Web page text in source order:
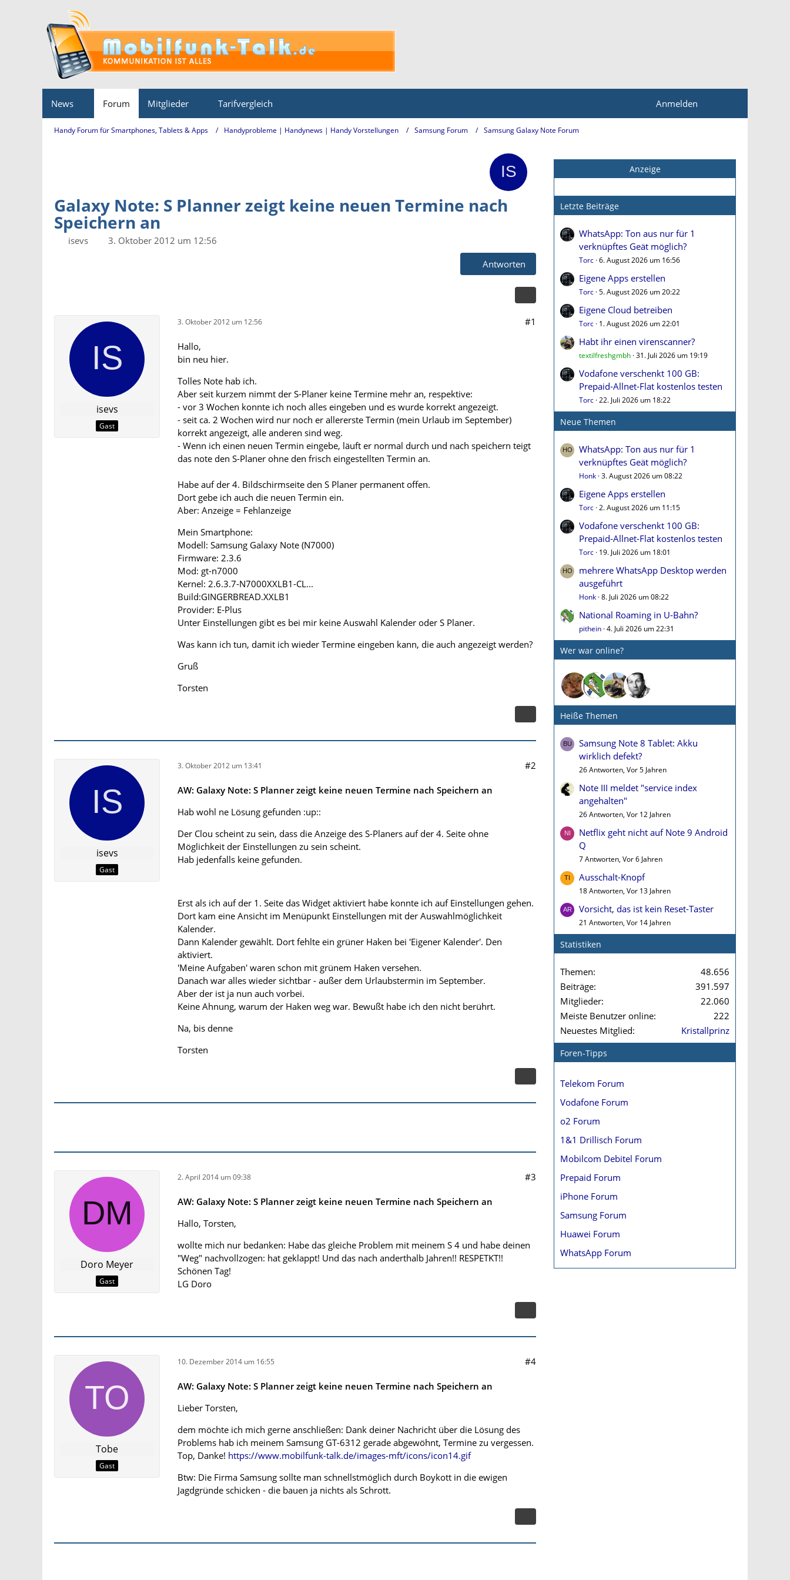
News Forum Mitglieder Tarifvergleich Anmelden
Handy Forum für Smartphones, Tablets & Apps Handyprobleme | Handynews | Handy Vorstellungen Samsung Forum Samsung Galaxy Note Forum
Galaxy Note: S Planner zeigt keine neuen Termine nach
Speichern an
isevs
3. Oktober 2012 um 12:56
Antworten
isevs
Gast
3. Oktober 2012 um 12:56 #1
Hallo,
bin neu hier.
Tolles Note hab ich.
Aber seit kurzem nimmt der S-Planer keine Termine mehr an, respektive:
- vor 3 Wochen konnte ich noch alles eingeben und es wurde korrekt angezeigt.
- seit ca. 2 Wochen wird nur noch er allererste Termin (mein Urlaub im September)
korrekt angezeigt, alle anderen sind weg.
- Wenn ich einen neuen Termin eingebe, läuft er normal durch und nach speichern teigt
das note den S-Planer ohne den frisch eingestellten Termin an.
Habe auf der 4. Bildschirmseite den S Planer permanent offen.
Dort gebe ich auch die neuen Termin ein.
Aber: Anzeige = Fehlanzeige
Mein Smartphone:
Modell: Samsung Galaxy Note (N7000)
Firmware: 2.3.6
Mod: gt-n7000
Kernel: 2.6.3.7-N7000XXLB1-CL...
Build:GINGERBREAD.XXLB1
Provider: E-Plus
Unter Einstellungen gibt es bei mir keine Auswahl Kalender oder S Planer.
Was kann ich tun, damit ich wieder Termine eingeben kann, die auch angezeigt werden?
Gruß
Torsten
isevs
Gast
3. Oktober 2012 um 13:41 #2
AW: Galaxy Note: S Planner zeigt keine neuen Termine nach Speichern an
Hab wohl ne Lösung gefunden :up::
Der Clou scheint zu sein, dass die Anzeige des S-Planers auf der 4. Seite ohne
Möglichkeit der Einstellungen zu sein scheint.
Hab jedenfalls keine gefunden.
Erst als ich auf der 1. Seite das Widget aktiviert habe konnte ich auf Einstellungen gehen.
Dort kam eine Ansicht im Menüpunkt Einstellungen mit der Auswahlmöglichkeit
Kalender.
Dann Kalender gewählt. Dort fehlte ein grüner Haken bei 'Eigener Kalender'. Den
aktiviert.
'Meine Aufgaben' waren schon mit grünem Haken versehen.
Danach war alles wieder sichtbar - außer dem Urlaubstermin im September.
Aber der ist ja nun auch vorbei.
Keine Ahnung, warum der Haken weg war. Bewußt habe ich den nicht berührt.
Na, bis denne
Torsten
Doro Meyer
Gast
2. April 2014 um 09:38 #3
AW: Galaxy Note: S Planner zeigt keine neuen Termine nach Speichern an
Hallo, Torsten,
wollte mich nur bedanken: Habe das gleiche Problem mit meinem S 4 und habe deinen
"Weg" nachvollzogen: hat geklappt! Und das nach anderthalb Jahren!! RESPETKT!!
Schönen Tag!
LG Doro
Tobe
Gast
10. Dezember 2014 um 16:55 #4
AW: Galaxy Note: S Planner zeigt keine neuen Termine nach Speichern an
Lieber Torsten,
dem möchte ich mich gerne anschließen: Dank deiner Nachricht über die Lösung des
Problems hab ich meinem Samsung GT-6312 gerade abgewöhnt, Termine zu vergessen.
Top, Danke! https://www.mobilfunk-talk.de/images-mft/icons/icon14.gif
Btw: Die Firma Samsung sollte man schnellstmöglich durch Boykott in die ewigen
Jagdgründe schicken - die bauen ja nichts als Schrott.
Anzeige
Letzte Beiträge
WhatsApp: Ton aus nur für 1
verknüpftes Geät möglich?
Torc 6. August 2026 um 16:56
Eigene Apps erstellen
Torc 5. August 2026 um 20:22
Eigene Cloud betreiben
Torc 1. August 2026 um 22:01
Habt ihr einen virenscanner?
textilfreshgmbh 31. Juli 2026 um 19:19
Vodafone verschenkt 100 GB:
Prepaid-Allnet-Flat kostenlos testen
Torc 22. Juli 2026 um 18:22
Neue Themen
WhatsApp: Ton aus nur für 1
verknüpftes Geät möglich?
Honk 3. August 2026 um 08:22
Eigene Apps erstellen
Torc 2. August 2026 um 11:15
Vodafone verschenkt 100 GB:
Prepaid-Allnet-Flat kostenlos testen
Torc 19. Juli 2026 um 18:01
mehrere WhatsApp Desktop werden
ausgeführt
Honk 8. Juli 2026 um 08:22
National Roaming in U-Bahn?
pithein 4. Juli 2026 um 22:31
Wer war online?
Heiße Themen
Samsung Note 8 Tablet: Akku
wirklich defekt?
26 Antworten, Vor 5 Jahren
Note III meldet "service index
angehalten"
26 Antworten, Vor 12 Jahren
Netflix geht nicht auf Note 9 Android
Q
7 Antworten, Vor 6 Jahren
Ausschalt-Knopf
18 Antworten, Vor 13 Jahren
Vorsicht, das ist kein Reset-Taster
21 Antworten, Vor 14 Jahren
Statistiken
Themen
48.656
Beiträge
391.597
Mitglieder
22.060
Meiste Benutzer online
222
Neuestes Mitglied
Kristallprinz
Foren-Tipps
Telekom Forum
Vodafone Forum
o2 Forum
1&1 Drillisch Forum
Mobilcom Debitel Forum
Prepaid Forum
iPhone Forum
Samsung Forum
Huawei Forum
WhatsApp Forum